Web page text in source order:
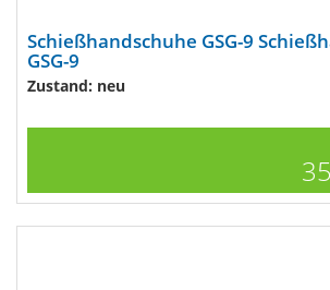
Schießhandschuhe GSG-9
GSG-9
Zustand: neu